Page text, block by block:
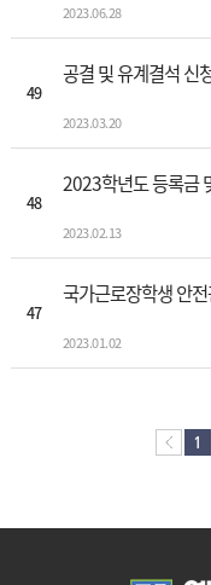
2023.06.28
49
공결 및 유계결석 신
2023.03.20
48
2023학년도 등록금
2023.02.13
47
국가근로장학생 안
2023.01.02
1